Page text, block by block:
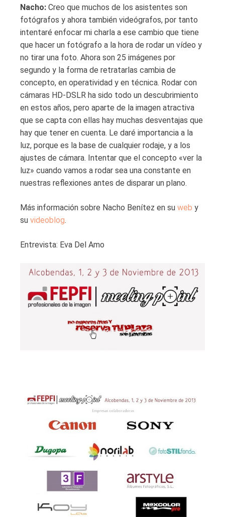
Nacho: Creo que muchos de los asistentes son
fotógrafos y ahora también videógrafos, por tanto
intentaré enfocar mi charla a ese cambio que tiene
que hacer un fotógrafo a la hora de rodar un vídeo y
no tirar una foto. Ahora son 25 imágenes por
segundo y la forma de retratarlas cambia de
concepto, en operatividad y en técnica. Rodar con
cámaras HD-DSLR ha sido todo un descubrimiento
en estos años, pero aparte de la imagen atractiva
que se capta con ellas hay muchas desventajas que
hay que tener en cuenta. Le daré importancia a la
luz, porque es la base de cualquier rodaje, y a los
ajustes de cámara. Intentar que el concepto «ver la
luz» cuando vamos a rodar sea una constante en
nuestras reflexiones antes de disparar un plano.
Más información sobre Nacho Benítez en su web y
su videoblog.
Entrevista: Eva Del Amo